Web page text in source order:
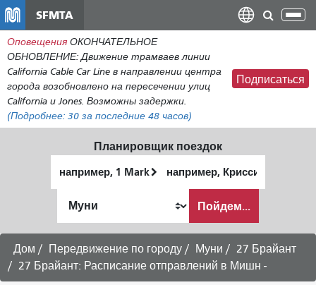
содержанию
SFMTA
Оповещения ОКОНЧАТЕЛЬНОЕ
ОБНОВЛЕНИЕ: Движение трамваев линии
California Cable Car Line в направлении центра
города возобновлено на пересечении улиц
California и Jones. Возможны задержки.
(Подробнее: 30 за последние 48 часов)
Подписаться
Планировщик поездок
местоположение
окончания
хочу
путешествовать
Пойдем...
Дом Передвижение по городу Муни
27 Брайант
27 Брайант: Расписание отправлений в Мишн -